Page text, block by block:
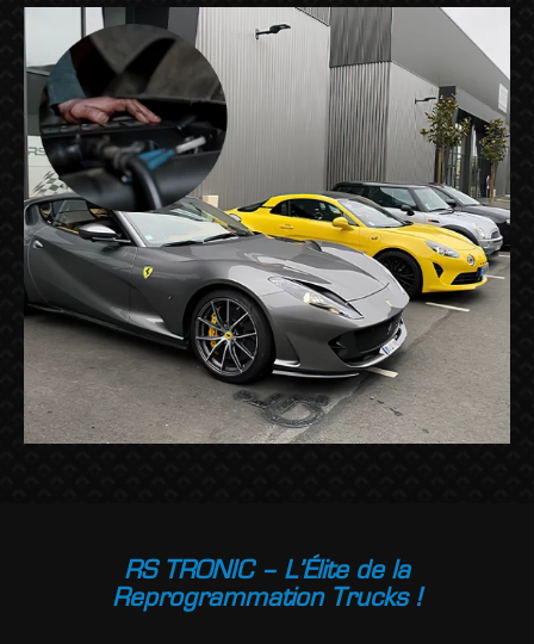
RS TRONIC – L’Élite de la
Reprogrammation Trucks !